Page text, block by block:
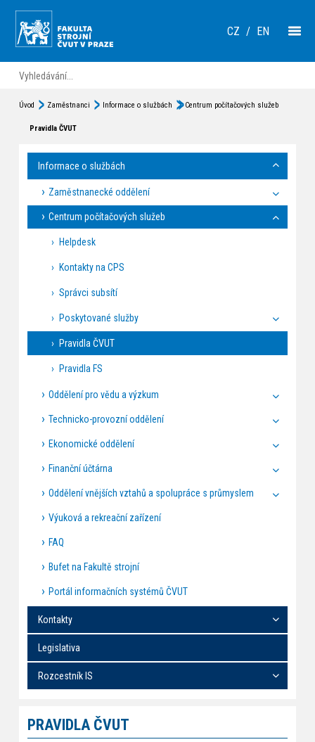
CZ / EN
Úvod Zaměstnanci Informace o službách Centrum počítačových služeb
Pravidla ČVUT
Informace o službách
Zaměstnanecké oddělení
Centrum počítačových služeb
Helpdesk
Kontakty na CPS
Správci subsítí
Poskytované služby
Pravidla ČVUT
Pravidla FS
Oddělení pro vědu a výzkum
Technicko-provozní oddělení
Ekonomické oddělení
Finanční účtárna
Oddělení vnějších vztahů a spolupráce s průmyslem
Výuková a rekreační zařízení
FAQ
Bufet na Fakultě strojní
Portál informačních systémů ČVUT
Kontakty
Legislativa
Rozcestník IS
PRAVIDLA ČVUT